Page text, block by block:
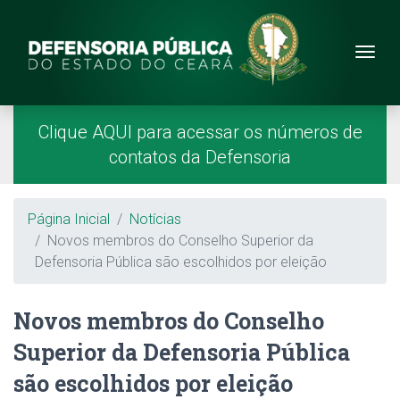
Site da Defensoria
Menu Principal
Página Inicial
Clique AQUI para acessar os números de
contatos da Defensoria
Breadcrumb
Página Inicial
Notícias
Novos membros do Conselho Superior da
Defensoria Pública são escolhidos por eleição
Novos membros do Conselho
Superior da Defensoria Pública
são escolhidos por eleição